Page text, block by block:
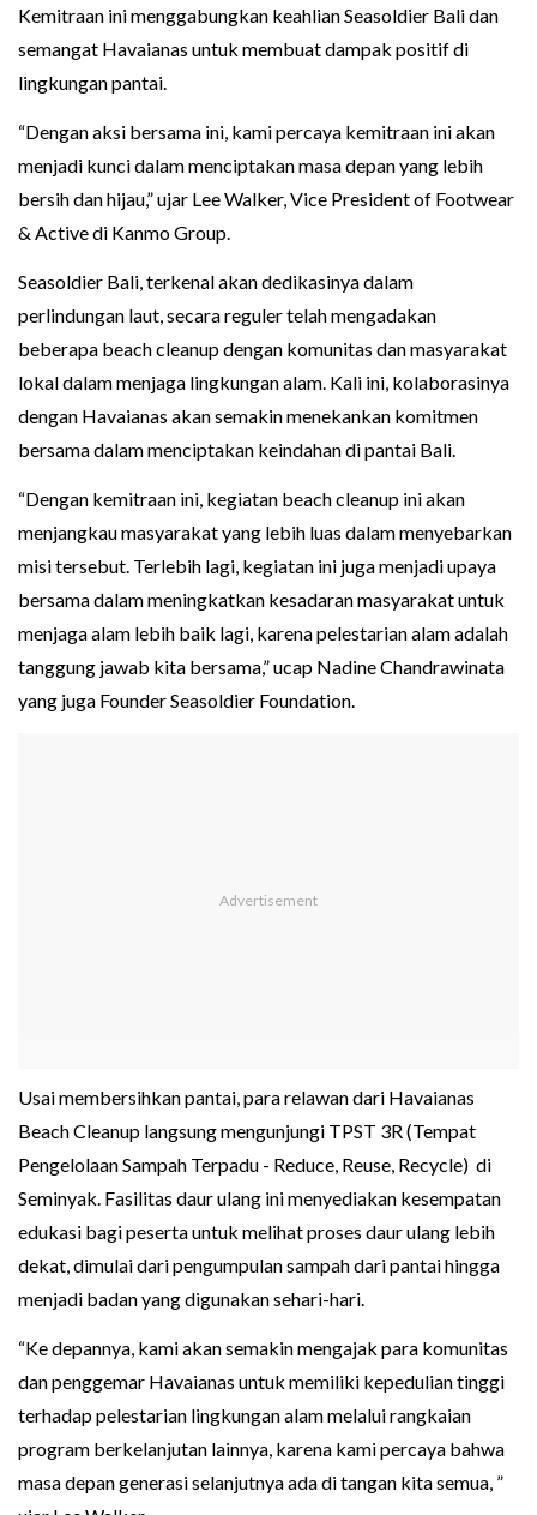
Kemitraan ini menggabungkan keahlian Seasoldier Bali dan
semangat Havaianas untuk membuat dampak positif di
lingkungan pantai.
“Dengan aksi bersama ini, kami percaya kemitraan ini akan
menjadi kunci dalam menciptakan masa depan yang lebih
bersih dan hijau,” ujar Lee Walker, Vice President of Footwear
& Active di Kanmo Group.
Seasoldier Bali, terkenal akan dedikasinya dalam
perlindungan laut, secara reguler telah mengadakan
beberapa beach cleanup dengan komunitas dan masyarakat
lokal dalam menjaga lingkungan alam. Kali ini, kolaborasinya
dengan Havaianas akan semakin menekankan komitmen
bersama dalam menciptakan keindahan di pantai Bali.
“Dengan kemitraan ini, kegiatan beach cleanup ini akan
menjangkau masyarakat yang lebih luas dalam menyebarkan
misi tersebut. Terlebih lagi, kegiatan ini juga menjadi upaya
bersama dalam meningkatkan kesadaran masyarakat untuk
menjaga alam lebih baik lagi, karena pelestarian alam adalah
tanggung jawab kita bersama,” ucap Nadine Chandrawinata
yang juga Founder Seasoldier Foundation.
Usai membersihkan pantai, para relawan dari Havaianas
Beach Cleanup langsung mengunjungi TPST 3R (Tempat
Pengelolaan Sampah Terpadu - Reduce, Reuse, Recycle) di
Seminyak. Fasilitas daur ulang ini menyediakan kesempatan
edukasi bagi peserta untuk melihat proses daur ulang lebih
dekat, dimulai dari pengumpulan sampah dari pantai hingga
menjadi badan yang digunakan sehari-hari.
“Ke depannya, kami akan semakin mengajak para komunitas
dan penggemar Havaianas untuk memiliki kepedulian tinggi
terhadap pelestarian lingkungan alam melalui rangkaian
program berkelanjutan lainnya, karena kami percaya bahwa
masa depan generasi selanjutnya ada di tangan kita semua, ”